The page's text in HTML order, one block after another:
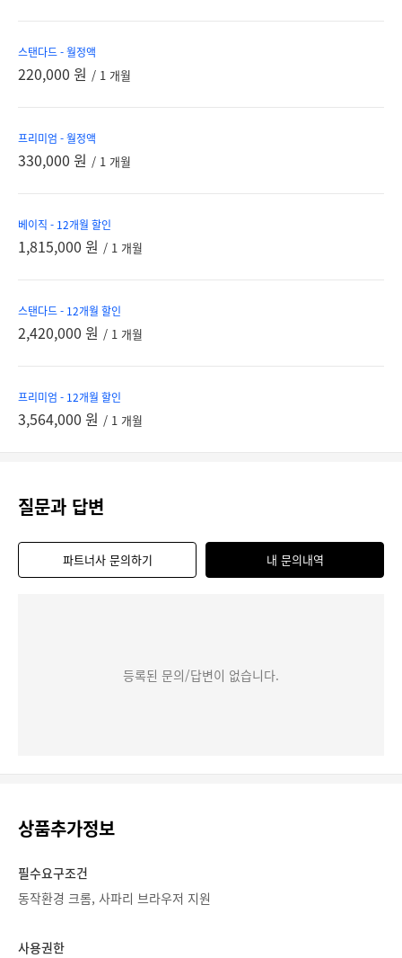
스탠다드 - 월정액
220,000 원 / 1 개월
프리미엄 - 월정액
330,000 원 / 1 개월
베이직 - 12개월 할인
1,815,000 원 / 1 개월
스탠다드 - 12개월 할인
2,420,000 원 / 1 개월
프리미엄 - 12개월 할인
3,564,000 원 / 1 개월
질문과 답변
파트너사 문의하기 내 문의내역
등록된 문의/답변이 없습니다.
상품추가정보
필수요구조건
동작환경 크롬, 사파리 브라우저 지원
사용권한